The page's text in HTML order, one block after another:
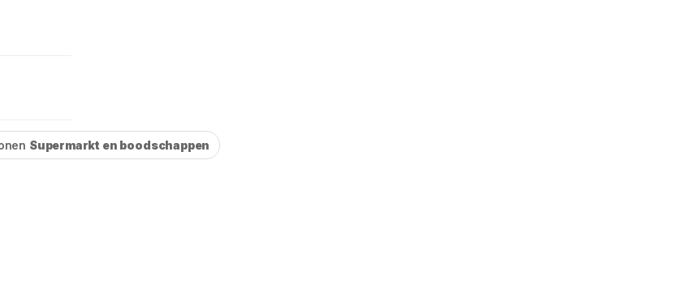
Supermarkt en boodschappen